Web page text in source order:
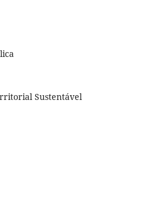
Sustentável